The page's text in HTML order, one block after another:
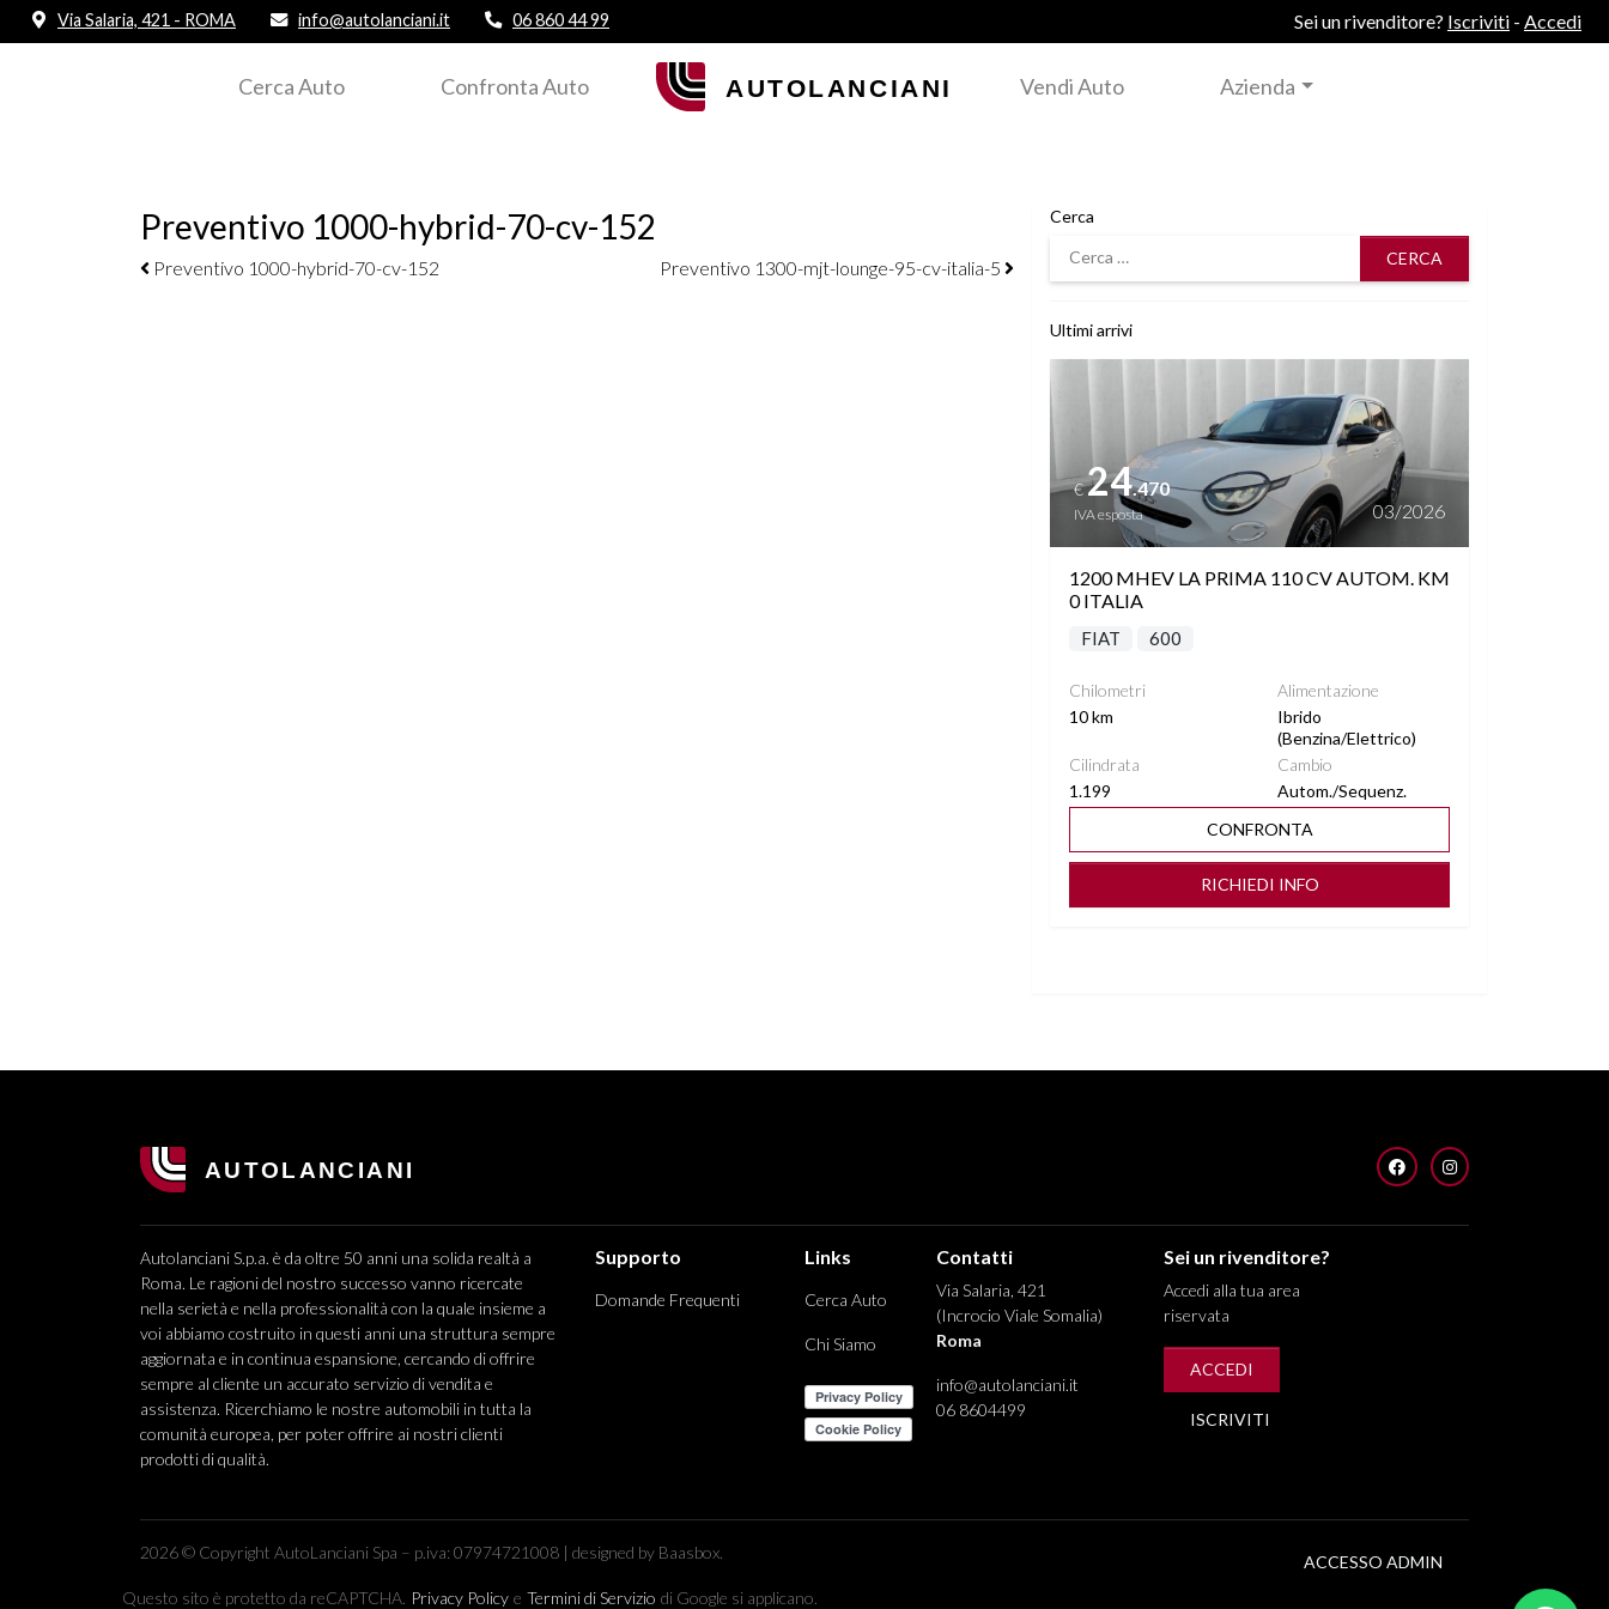
Via Salaria, 421 - ROMA info@autolanciani.it 06 860 44 99 Sei un rivenditore? Iscriviti - Accedi
Cerca Auto Confronta Auto Vendi Auto Azienda
Preventivo 1000-hybrid-70-cv-152
Navigazione elementi
Preventivo 1000-hybrid-70-cv-152 Preventivo 1300-mjt-lounge-95-cv-italia-5
Cerca
Cerca
Ultimi arrivi
€24.470
IVA esposta 03/2026
1200 MHEV LA PRIMA 110 CV AUTOM. KM
0 ITALIA
FIAT 600
Chilometri
10 km
Alimentazione
Ibrido
(Benzina/Elettrico)
Cilindrata
1.199
Cambio
Autom./Sequenz.
CONFRONTA
RICHIEDI INFO
FACEBOOKINSTAGRAM
Autolanciani S.p.a. è da oltre 50 anni una solida realtà a
Roma. Le ragioni del nostro successo vanno ricercate
nella serietà e nella professionalità con la quale insieme a
voi abbiamo costruito in questi anni una struttura sempre
aggiornata e in continua espansione, cercando di offrire
sempre al cliente un accurato servizio di vendita e
assistenza. Ricerchiamo le nostre automobili in tutta la
comunità europea, per poter offrire ai nostri clienti
prodotti di qualità.
Supporto
Domande Frequenti
Links
Cerca Auto
Chi Siamo
Contatti
Via Salaria, 421
(Incrocio Viale Somalia)
Roma
info@autolanciani.it
06 8604499
Sei un rivenditore?
Accedi alla tua area
riservata
ACCEDI
ISCRIVITI
2026 © Copyright AutoLanciani Spa – p.iva: 07974721008 | designed by Baasbox.
ACCESSO ADMIN
Questo sito è protetto da reCAPTCHA. Privacy Policy e Termini di Servizio di Google si applicano.